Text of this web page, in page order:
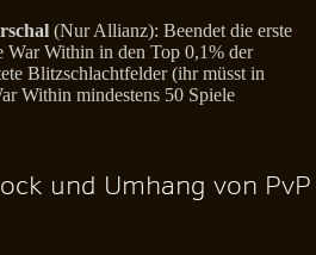
(Nur Allianz): Beendet die erste
War Within in den Top 0,1% der
Blitzschlachtfelder (ihr müsst in
Within mindestens 50 Spiele
und Umhang von PvP